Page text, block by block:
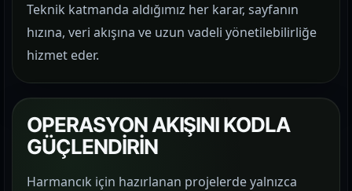
Teknik katmanda aldığımız her karar, sayfanın
hızına, veri akışına ve uzun vadeli yönetilebilirliğe
hizmet eder.
OPERASYON AKIŞINI KODLA
GÜÇLENDİRİN
Harmancık için hazırlanan projelerde yalnızca